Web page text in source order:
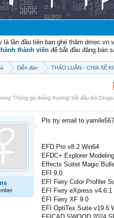
là lần đầu tiên bạn ghé thăm dmec.vn
thành viên để bắt đầu đăng bán
Diễn đàn THẢO LUẬN - CHIA SẼ
'Thông gió thông thường' bắt đầu bởi
Pls try email to
EFD Pro v8.2 Win64
EFDC+ Explorer
Effects Suitet Magic
EFI 9.0
EFI Fiery Color Profiler
EFI Fiery eXpress v4.6.1
EFI Fiery XF 9.0
EFI OptiTex Suite v19.6